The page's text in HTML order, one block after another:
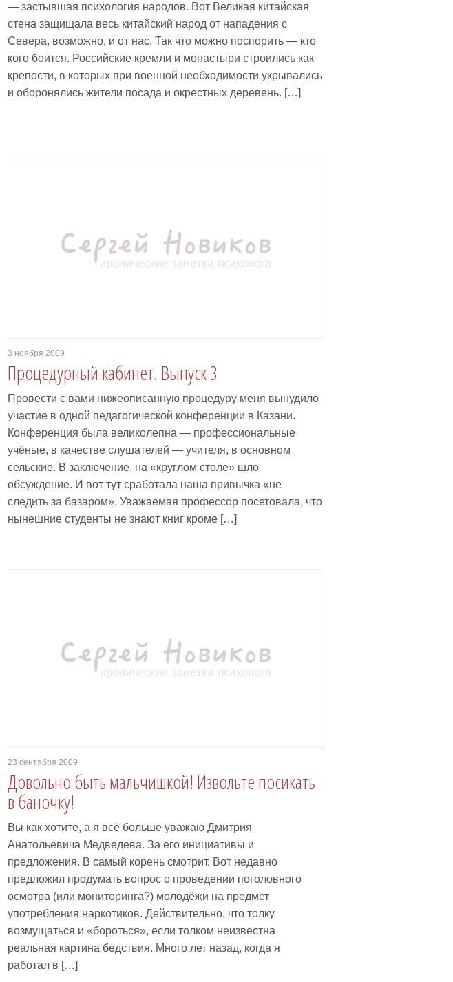
— застывшая психология народов. Вот Великая китайская
стена защищала весь китайский народ от нападения с
Севера, возможно, и от нас. Так что можно поспорить — кто
кого боится. Российские кремли и монастыри строились как
крепости, в которых при военной необходимости укрывались
и оборонялись жители посада и окрестных деревень. […]
3 ноября 2009
Процедурный кабинет. Выпуск 3
Провести с вами нижеописанную процедуру меня вынудило
участие в одной педагогической конференции в Казани.
Конференция была великолепна — профессиональные
учёные, в качестве слушателей — учителя, в основном
сельские. В заключение, на «круглом столе» шло
обсуждение. И вот тут сработала наша привычка «не
следить за базаром». Уважаемая профессор посетовала, что
нынешние студенты не знают книг кроме […]
23 сентября 2009
Довольно быть мальчишкой! Извольте посикать
в баночку!
Вы как хотите, а я всё больше уважаю Дмитрия
Анатольевича Медведева. За его инициативы и
предложения. В самый корень смотрит. Вот недавно
предложил продумать вопрос о проведении поголовного
осмотра (или мониторинга?) молодёжи на предмет
употребления наркотиков. Действительно, что толку
возмущаться и «бороться», если толком неизвестна
реальная картина бедствия. Много лет назад, когда я
работал в […]